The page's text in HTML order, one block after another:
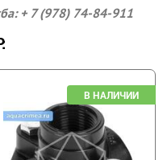
+ 7 (978) 74-84-911